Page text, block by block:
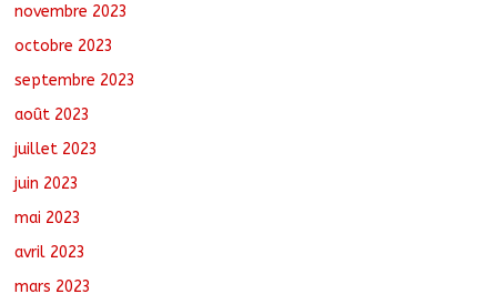
novembre 2023
octobre 2023
septembre 2023
août 2023
juillet 2023
juin 2023
mai 2023
avril 2023
mars 2023